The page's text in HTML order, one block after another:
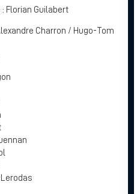
Florian Guilabert
Charron / Hugo-Tom